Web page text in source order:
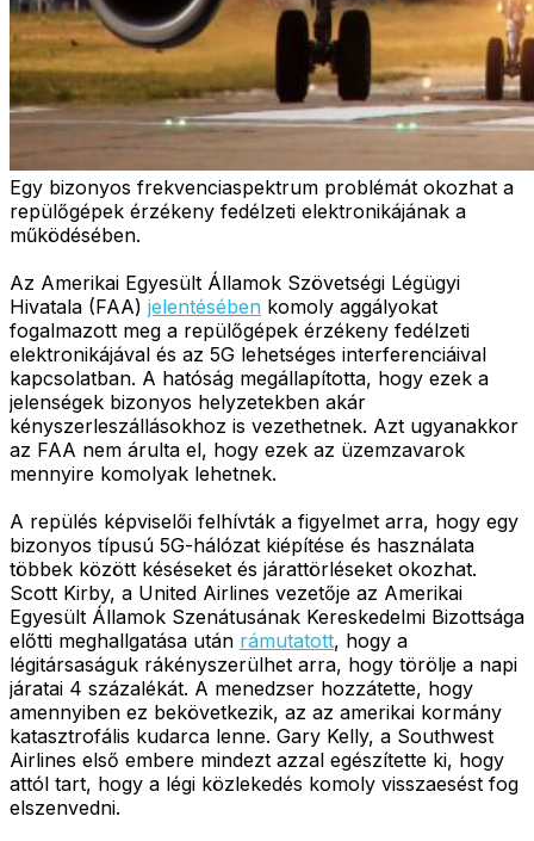
Egy bizonyos frekvenciaspektrum problémát okozhat a
repülőgépek érzékeny fedélzeti elektronikájának a
működésében.
Az Amerikai Egyesült Államok Szövetségi Légügyi
Hivatala (FAA) jelentésében komoly aggályokat
fogalmazott meg a repülőgépek érzékeny fedélzeti
elektronikájával és az 5G lehetséges interferenciáival
kapcsolatban. A hatóság megállapította, hogy ezek a
jelenségek bizonyos helyzetekben akár
kényszerleszállásokhoz is vezethetnek. Azt ugyanakkor
az FAA nem árulta el, hogy ezek az üzemzavarok
mennyire komolyak lehetnek.
A repülés képviselői felhívták a figyelmet arra, hogy egy
bizonyos típusú 5G-hálózat kiépítése és használata
többek között késéseket és járattörléseket okozhat.
Scott Kirby, a United Airlines vezetője az Amerikai
Egyesült Államok Szenátusának Kereskedelmi Bizottsága
előtti meghallgatása után rámutatott, hogy a
légitársaságuk rákényszerülhet arra, hogy törölje a napi
járatai 4 százalékát. A menedzser hozzátette, hogy
amennyiben ez bekövetkezik, az az amerikai kormány
katasztrofális kudarca lenne. Gary Kelly, a Southwest
Airlines első embere mindezt azzal egészítette ki, hogy
attól tart, hogy a légi közlekedés komoly visszaesést fog
elszenvedni.